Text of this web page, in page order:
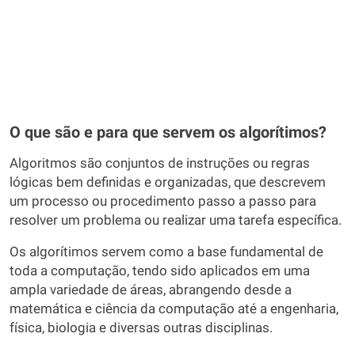
O que são e para que servem os algorítimos?
Algoritmos são conjuntos de instruções ou regras
lógicas bem definidas e organizadas, que descrevem
um processo ou procedimento passo a passo para
resolver um problema ou realizar uma tarefa específica.
Os algorítimos servem como a base fundamental de
toda a computação, tendo sido aplicados em uma
ampla variedade de áreas, abrangendo desde a
matemática e ciência da computação até a engenharia,
física, biologia e diversas outras disciplinas.